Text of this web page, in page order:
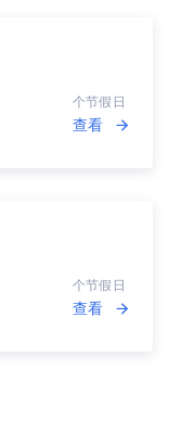
个节假日
查看
个节假日
查看